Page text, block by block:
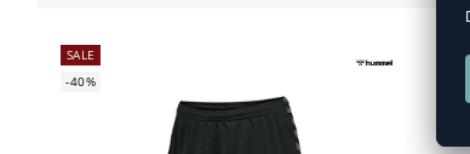
SALE
-40%
-